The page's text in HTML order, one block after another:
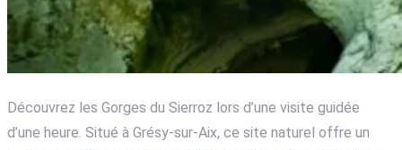
Découvrez les Gorges du Sierroz lors d’une visite guidée
d’une heure. Situé à Grésy-sur-Aix, ce site naturel offre un